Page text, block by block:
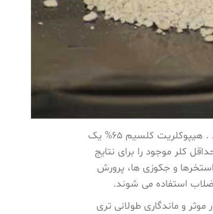
65% مارک نیرو کلر و پارس کلر از محصولات با کیفیت داخلی هستند . هیپوکلریت کلسیم 65% یک
پودر است. پودرهای کلر هیپوکلریت کلسیم سریع الاثر 65% حداقل کلر موجود را برای نتایج
و جکوزی ها، پرورش
استفاده می ‌شوند.
و ماندگاری طولانی تری